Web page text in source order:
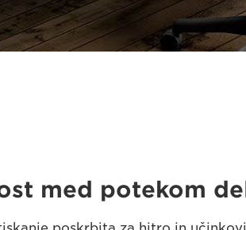
med potekom